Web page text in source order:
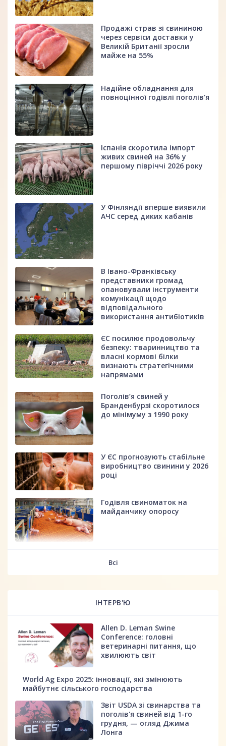
Продажі страв зі свининою
через сервіси доставки у
Великій Британії зросли
майже на 55%
Надійне обладнання для
повноцінної годівлі поголів'я
Іспанія скоротила імпорт
живих свиней на 36% у
першому півріччі 2026 року
У Фінляндії вперше виявили
АЧС серед диких кабанів
В Івано-Франківську
представники громад
опановували інструменти
комунікації щодо
відповідального
використання антибіотиків
ЄС посилює продовольчу
безпеку: тваринництво та
власні кормові білки
визнають стратегічними
напрямами
Поголів’я свиней у
Бранденбурзі скоротилося
до мінімуму з 1990 року
У ЄС прогнозують стабільне
виробництво свинини у 2026
році
Годівля свиноматок на
майданчику опоросу
Всі
ІНТЕРВ'Ю
Allen D. Leman Swine
Conference: головні
ветеринарні питання, що
хвилюють світ
World Ag Expo 2025: інновації, які змінюють
майбутнє сільського господарства
Звіт USDA зі свинарства та
поголів'я свиней від 1-го
грудня, — огляд Джима
Лонга